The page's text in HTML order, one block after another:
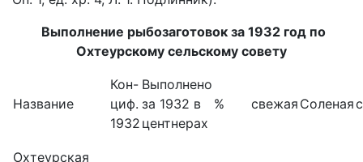
Выполнение рыбозаготовок за 1932 год по
Охтеурскому сельскому совету
Название
Кон-
циф.
1932
Выполнено
за 1932 в
центнерах
% свежая Соленая
Охтеурская